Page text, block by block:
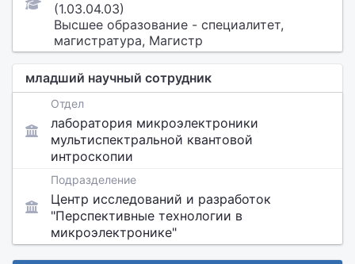
(1.03.04.03)
Высшее образование - специалитет,
магистратура, Магистр
младший научный сотрудник
Отдел
лаборатория микроэлектроники
мультиспектральной квантовой
интроскопии
Подразделение
Центр исследований и разработок
"Перспективные технологии в
микроэлектронике"